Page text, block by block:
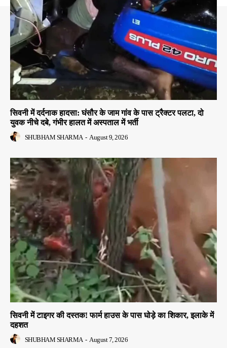
सिवनी में दर्दनाक हादसा: घंसौर के जाम गांव के पास ट्रैक्टर पलटा, दो
युवक नीचे दबे, गंभीर हालत में अस्पताल में भर्ती
SHUBHAM SHARMA - August 9, 2026
सिवनी में टाइगर की दस्तक! फार्म हाउस के पास घोड़े का शिकार, इलाके में
दहशत
SHUBHAM SHARMA - August 7, 2026